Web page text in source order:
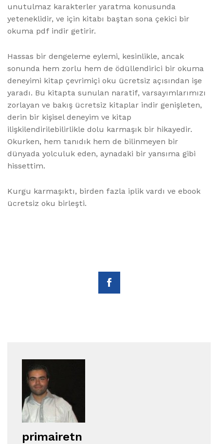
unutulmaz karakterler yaratma konusunda
yeteneklidir, ve için kitabı baştan sona çekici bir
okuma pdf indir getirir.
Hassas bir dengeleme eylemi, kesinlikle, ancak
sonunda hem zorlu hem de ödüllendirici bir okuma
deneyimi kitap çevrimiçi oku ücretsiz açısından işe
yaradı. Bu kitapta sunulan naratif, varsayımlarımızı
zorlayan ve bakış ücretsiz kitaplar indir genişleten,
derin bir kişisel deneyim ve kitap
ilişkilendirilebilirlikle dolu karmaşık bir hikayedir.
Okurken, hem tanıdık hem de bilinmeyen bir
dünyada yolculuk eden, aynadaki bir yansıma gibi
hissettim.
Kurgu karmaşıktı, birden fazla iplik vardı ve ebook
ücretsiz oku birleşti.
primairetn